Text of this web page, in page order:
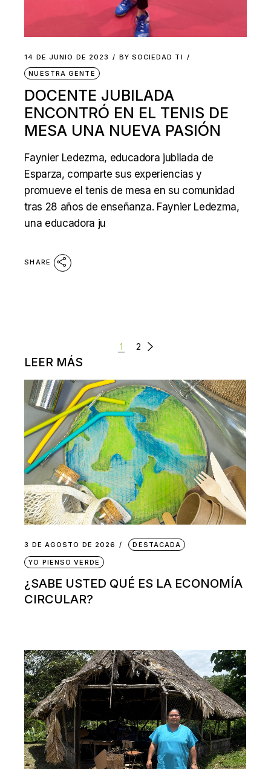
14 DE JUNIO DE 2023 BY SOCIEDAD TI
NUESTRA GENTE
DOCENTE JUBILADA
ENCONTRÓ EN EL TENIS DE
MESA UNA NUEVA PASIÓN
Faynier Ledezma, educadora jubilada de
Esparza, comparte sus experiencias y
promueve el tenis de mesa en su comunidad
tras 28 años de enseñanza. Faynier Ledezma,
una educadora ju
SHARE
DE
ENTRADAS
1 2
LEER MÁS
3 DE AGOSTO DE 2026 DESTACADA
YO PIENSO VERDE
¿SABE USTED QUÉ ES LA ECONOMÍA
CIRCULAR?